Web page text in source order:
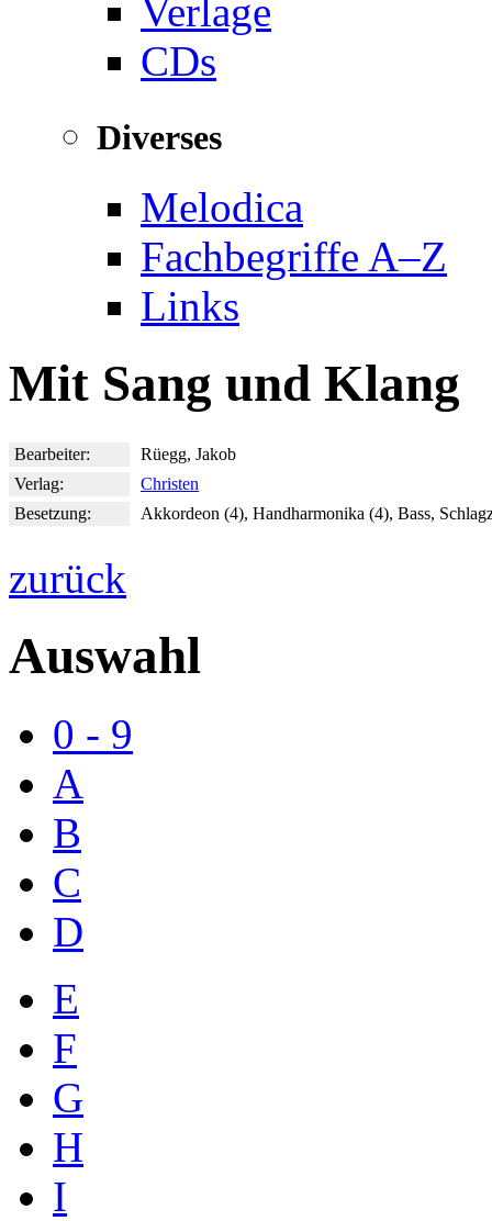
Verlage
CDs
Diverses
Melodica
Fachbegriffe A–Z
Links
Mit Sang und Klang
Bearbeiter:
Rüegg, Jakob
Verlag:
Christen
Besetzung:
Akkordeon (4), Handharmonika (4), Bass,
zurück
Auswahl
0 - 9
A
B
C
D
E
F
G
H
I